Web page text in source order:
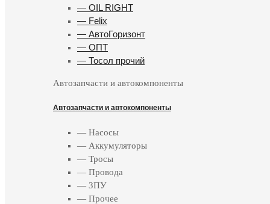
— OIL RIGHT
— Felix
— АвтоГоризонт
— ОПТ
— Тосол прочий
Автозапчасти и автокомпоненты
Автозапчасти и автокомпоненты
— Насосы
— Аккумуляторы
— Тросы
— Провода
— ЗПУ
— Прочее